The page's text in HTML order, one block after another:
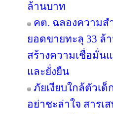
ล้านบาท
คต. ฉลองความส
ยอดขายทะลุ 33 ล้
สร้างความเชื่อมั่น
และยั่งยืน
ภัยเงียบใกล้ตัวเ
อย่าชะล่าใจ สาร